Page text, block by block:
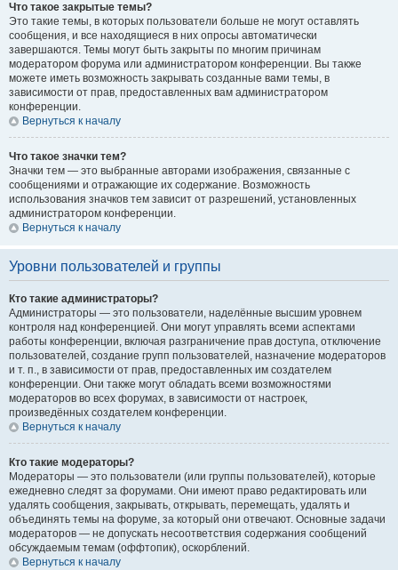
Что такое закрытые темы?
Это такие темы, в которых пользователи больше не могут оставлять
сообщения, и все находящиеся в них опросы автоматически
завершаются. Темы могут быть закрыты по многим причинам
модератором форума или администратором конференции. Вы также
можете иметь возможность закрывать созданные вами темы, в
зависимости от прав, предоставленных вам администратором
конференции.
Вернуться к началу
Что такое значки тем?
Значки тем — это выбранные авторами изображения, связанные с
сообщениями и отражающие их содержание. Возможность
использования значков тем зависит от разрешений, установленных
администратором конференции.
Вернуться к началу
Уровни пользователей и группы
Кто такие администраторы?
Администраторы — это пользователи, наделённые высшим уровнем
контроля над конференцией. Они могут управлять всеми аспектами
работы конференции, включая разграничение прав доступа, отключение
пользователей, создание групп пользователей, назначение модераторов
и т. п., в зависимости от прав, предоставленных им создателем
конференции. Они также могут обладать всеми возможностями
модераторов во всех форумах, в зависимости от настроек,
произведённых создателем конференции.
Вернуться к началу
Кто такие модераторы?
Модераторы — это пользователи (или группы пользователей), которые
ежедневно следят за форумами. Они имеют право редактировать или
удалять сообщения, закрывать, открывать, перемещать, удалять и
объединять темы на форуме, за который они отвечают. Основные задачи
модераторов — не допускать несоответствия содержания сообщений
обсуждаемым темам (оффтопик), оскорблений.
Вернуться к началу